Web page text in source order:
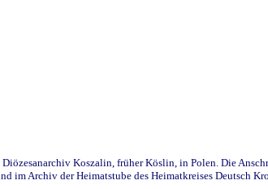
Koszalin, früher Köslin, in Polen. Die
im Archiv der Heimatstube des Heimatkreises Deutsch